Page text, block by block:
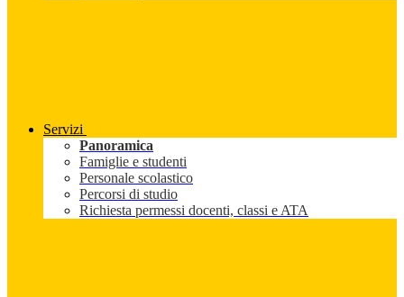
Servizi
Panoramica
Famiglie e studenti
Personale scolastico
Percorsi di studio
Richiesta permessi docenti, classi e ATA